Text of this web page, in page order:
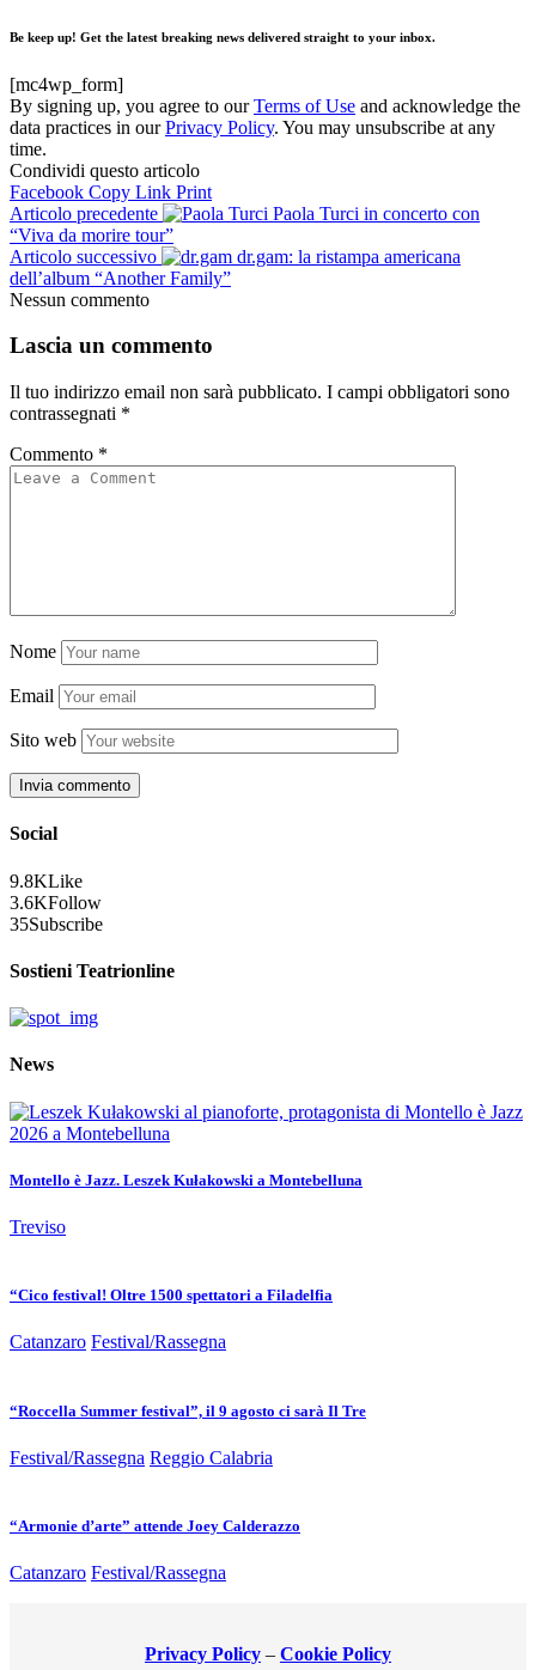
Be keep up! Get the latest breaking news delivered straight to your inbox.
[mc4wp_form]
By signing up, you agree to ourTerms of Use and acknowledge the
data practices in ourPrivacy Policy. You may unsubscribe at any
time.
Condividi questo articolo
Facebook Copy Link Print
Articolo precedente
Paola Turci in concerto con
“Viva da morire tour”
Articolo successivo
dr.gam: la ristampa americana
dell’album “Another Family”
Nessun commento
Lascia un commento
Il tuo indirizzo email non sarà pubblicato. I campi obbligatori sono
contrassegnati *
Commento *
Nome
Email
Sito web
Social
9.8KLike
3.6KFollow
35Subscribe
Sostieni Teatrionline
News
Montello è Jazz. Leszek Kułakowski a Montebelluna
Treviso
“Cico festival! Oltre 1500 spettatori a Filadelfia
Catanzaro Festival/Rassegna
“Roccella Summer festival”, il 9 agosto ci sarà Il Tre
Festival/Rassegna Reggio Calabria
“Armonie d’arte” attende Joey Calderazzo
Catanzaro Festival/Rassegna
Privacy Policy – Cookie Policy